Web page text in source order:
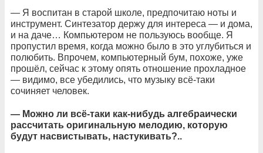
— Я воспитан в старой школе, предпочитаю ноты и
инструмент. Синтезатор держу для интереса — и дома,
и на даче… Компьютером не пользуюсь вообще. Я
пропустил время, когда можно было в это углубиться и
полюбить. Впрочем, компьютерный бум, похоже, уже
прошёл, сейчас к этому опять отношение прохладное
— видимо, все убедились, что музыку всё-таки
сочиняет человек.
— Можно ли всё-таки как-нибудь алгебраически
рассчитать оригинальную мелодию, которую
будут насвистывать, настукивать?..